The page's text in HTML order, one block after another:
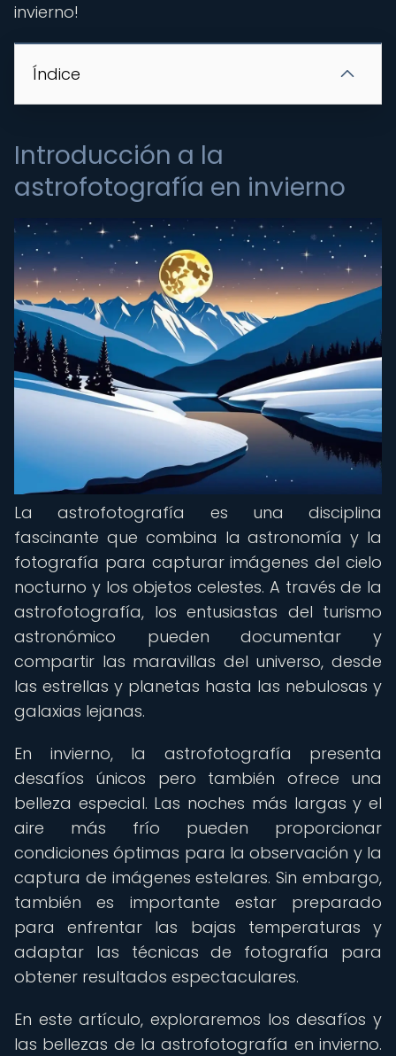
invierno!
Índice
Introducción a la
astrofotografía en invierno
La astrofotografía es una disciplina
fascinante que combina la astronomía y la
fotografía para capturar imágenes del cielo
nocturno y los objetos celestes. A través de la
astrofotografía, los entusiastas del turismo
astronómico pueden documentar y
compartir las maravillas del universo, desde
las estrellas y planetas hasta las nebulosas y
galaxias lejanas.
En invierno, la astrofotografía presenta
desafíos únicos pero también ofrece una
belleza especial. Las noches más largas y el
aire más frío pueden proporcionar
condiciones óptimas para la observación y la
captura de imágenes estelares. Sin embargo,
también es importante estar preparado
para enfrentar las bajas temperaturas y
adaptar las técnicas de fotografía para
obtener resultados espectaculares.
En este artículo, exploraremos los desafíos y
las bellezas de la astrofotografía en invierno.